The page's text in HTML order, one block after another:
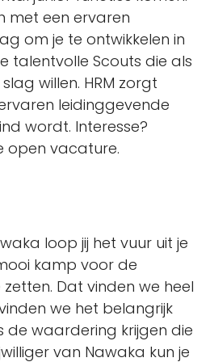
met een ervaren
om je te ontwikkelen in
talentvolle Scouts die als
willen. HRM zorgt
leidinggevende
wordt. Interesse?
open vacature.
loop jij het vuur uit je
kamp voor de
Dat vinden we heel
we het belangrijk
de waardering krijgen die
van Nawaka kun je